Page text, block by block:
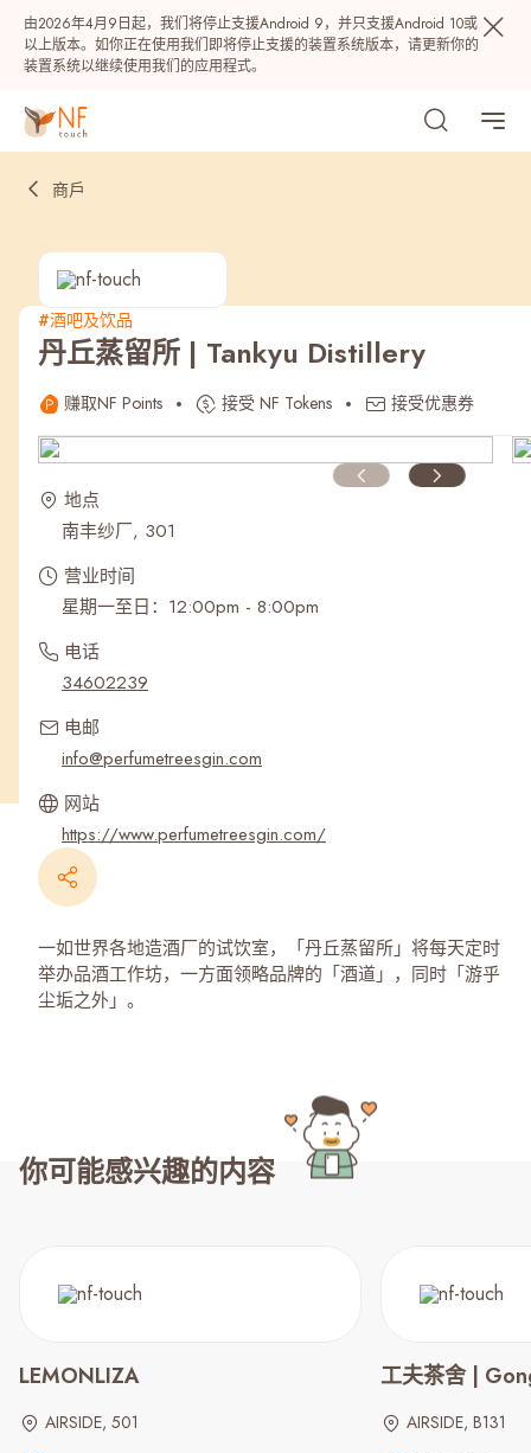
由2026年4月9日起，我们将停止支援Android 9，并只支援Android 10或
以上版本。如你正在使用我们即将停止支援的装置系统版本，请更新你的
装置系统以继续使用我们的应用程式。
热门
最近搜寻纪录
商戶
#酒吧及饮品
丹丘蒸留所 | Tankyu Distillery
赚取NF Points 接受 NF Tokens 接受优惠券
地点
南丰纱厂, 301
营业时间
星期一至日：12:00pm - 8:00pm
电话
34602239
电邮
info@perfumetreesgin.com
网站
https://www.perfumetreesgin.com/
一如世界各地造酒厂的试饮室，「丹丘蒸留所」将每天定时
举办品酒工作坊，一方面领略品牌的「酒道」，同时「游乎
尘垢之外」。
你可能感兴趣的内容
LEMONLIZA
AIRSIDE, 501
工夫茶舍 |
AIRSIDE, B131